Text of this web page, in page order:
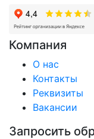
Компания
О нас
Контакты
Реквизиты
Вакансии
Запросить